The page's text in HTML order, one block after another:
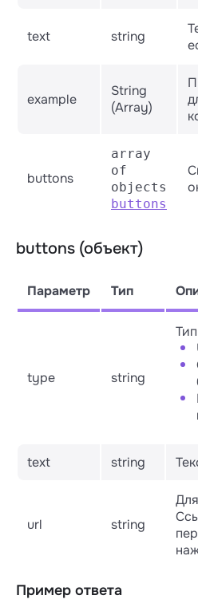
text string
example
String
(Array)
buttons
array
of
objects
buttons
buttons (объект)
Параметр Тип
type string
text string
url string
Пример ответа